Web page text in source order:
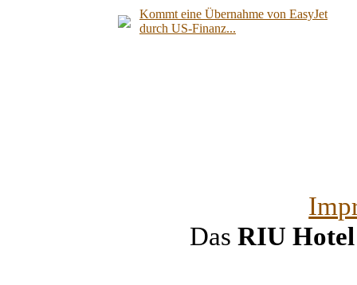
Kommt eine Übernahme von EasyJet
durch US-Finanz...
Das RIU